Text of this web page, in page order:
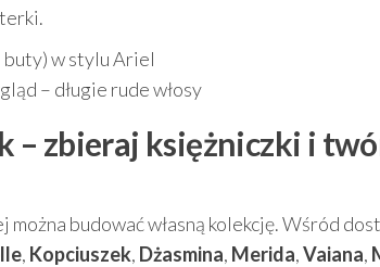
buty) w stylu Ariel
– długie rude włosy
– zbieraj księżniczki i
budować własną kolekcję. Wśród
, Kopciuszek, Dżasmina, Merida,Vaiana,